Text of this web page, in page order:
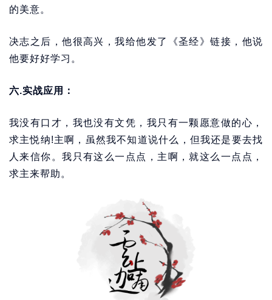
的美意。
决志之后，他很高兴，我给他发了《圣经》链接，他说
他要好好学习。
六.实战应用：
我没有口才，我也没有文凭，我只有一颗愿意做的心，
求主悦纳!主啊，虽然我不知道说什么，但我还是要去找
人来信你。我只有这么一点点，主啊，就这么一点点，
求主来帮助。